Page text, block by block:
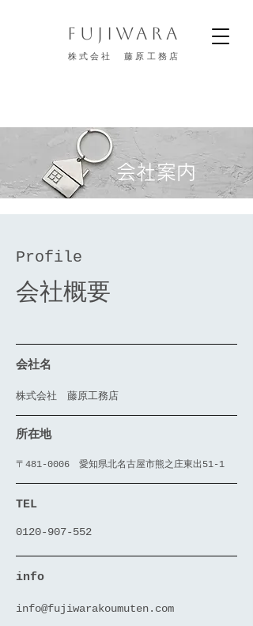
FUJIWARA
株式会社 藤原工務店
会社案内
Profile
会社概要
会社名
​株式会社 藤原工務店
所在地
〒481-0006 愛知県北名古屋市熊之庄東出51-1
TEL
0120-907-552
info
info@fujiwarakoumuten.com